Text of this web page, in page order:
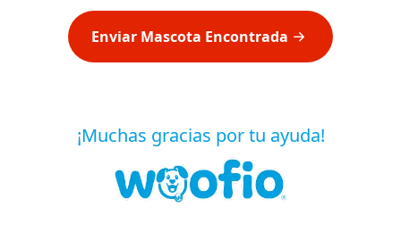
Enviar Mascota Encontrada
¡Muchas gracias por tu ayuda!